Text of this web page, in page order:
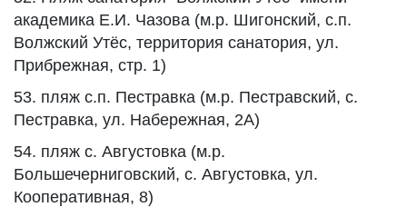
академика Е.И. Чазова (м.р. Шигонский, с.п.
Волжский Утёс, территория санатория, ул.
Прибрежная, стр. 1)
53. пляж с.п. Пестравка (м.р. Пестравский, с.
Пестравка, ул. Набережная, 2А)
54. пляж с. Августовка (м.р.
Большечерниговский, с. Августовка, ул.
Кооперативная, 8)